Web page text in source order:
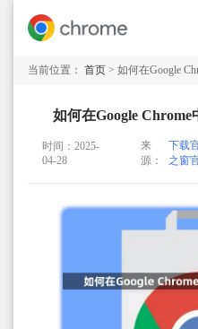
当前位置： 首页 > 如何在Google
如何在Google
时间：2025-
04-28
来
源：
下载
之窗